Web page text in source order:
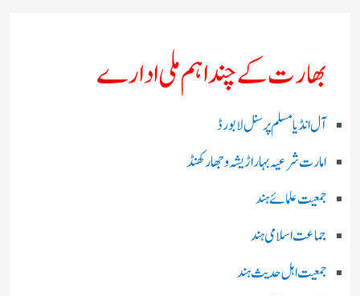
بھارت کے چند اہم ملی ادارے
آل انڈیا مسلم پرسنل لا بورڈ
امارت شرعیہ بہار اڑیشہ و جھارکھنڈ
جمعیت علمائے ہند
جماعت اسلامی ہند
جمعیت اہل حدیث ہند